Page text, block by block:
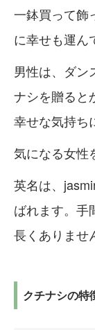
一鉢買って飾
に幸せも運ん
男性は、ダン
ナシを贈ると
幸せな気持ち
気になる女
英名は、
ばれます。手
長くありませ
クチナシの特